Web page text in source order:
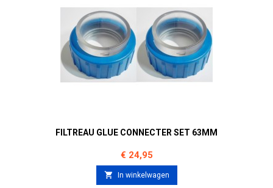
FILTREAU GLUE CONNECTER SET 63MM
Prijs
€ 24,95
 In winkelwagen